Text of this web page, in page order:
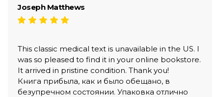
Joseph Matthews
This classic medical text is unavailable in the US. I
was so pleased to find it in your online bookstore.
It arrived in pristine condition. Thank you!
Книга прибыла, как и было обещано, в
безупречном состоянии. Упаковка отлично